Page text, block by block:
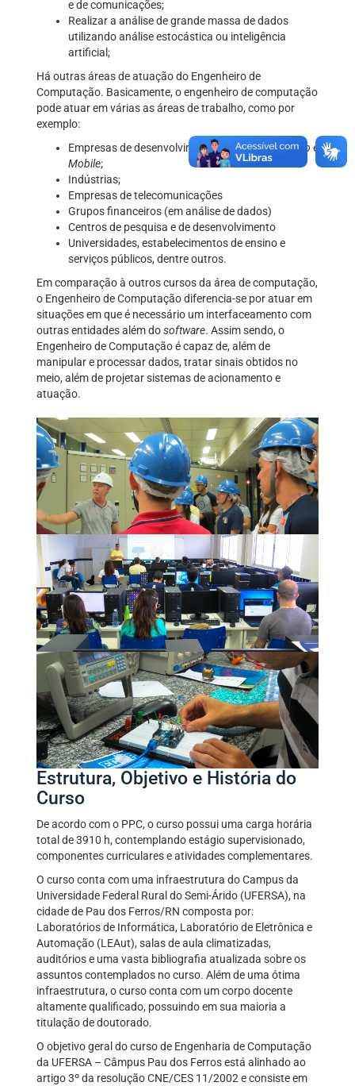
e de comunicações;
Realizar a análise de grande massa de dados
utilizando análise estocástica ou inteligência
artificial;
Há outras áreas de atuação do Engenheiro de
Computação. Basicamente, o engenheiro de computação
pode atuar em várias as áreas de trabalho, como por
exemplo:
Empresas de desenvolvimento de aplicativosWeb e
Mobile;
Indústrias;
Empresas de telecomunicações
Grupos financeiros (em análise de dados)
Centros de pesquisa e de desenvolvimento
Universidades, estabelecimentos de ensino e
serviços públicos, dentre outros.
Em comparação à outros cursos da área de computação,
o Engenheiro de Computação diferencia-se por atuar em
situações em que é necessário um interfaceamento com
outras entidades além dosoftware. Assim sendo, o
Engenheiro de Computação é capaz de, além de
manipular e processar dados, tratar sinais obtidos no
meio, além de projetar sistemas de acionamento e
atuação.
Estrutura, Objetivo e História do
Curso
De acordo com o PPC, o curso possui uma carga horária
total de 3910 h, contemplando estágio supervisionado,
componentes curriculares e atividades complementares.
O curso conta com uma infraestrutura do Campus da
Universidade Federal Rural do Semi-Árido (UFERSA), na
cidade de Pau dos Ferros/RN composta por:
Laboratórios de Informática, Laboratório de Eletrônica e
Automação (LEAut), salas de aula climatizadas,
auditórios e uma vasta bibliografia atualizada sobre os
assuntos contemplados no curso. Além de uma ótima
infraestrutura, o curso conta com um corpo docente
altamente qualificado, possuindo em sua maioria a
titulação de doutorado.
O objetivo geral do curso de Engenharia de Computação
da UFERSA – Câmpus Pau dos Ferros está alinhado ao
artigo 3º da resolução CNE/CES 11/2002 e consiste em